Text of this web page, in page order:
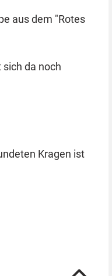
aus dem "Rotes
Kragen ist